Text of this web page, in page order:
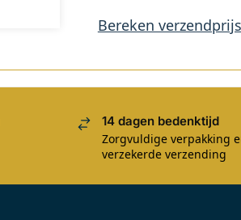
Bereken verzendprijs
14 dagen bedenktijd
Zorgvuldige verpakking
verzekerde verzending